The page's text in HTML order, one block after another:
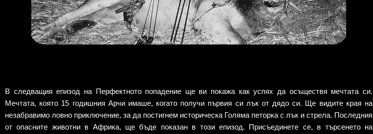
В следващия епизод нa Перфектното попадение ще ви покажа как успях да осъществя мечтата си.
Мечтата, която 15 годишния Арчи имаше, когато получи първия си лък от дядо си. Ще видите края на
незабравимо ловно приключение, за да постигнем историческа Голяма петорка с лък и стрела. Последния
от опасните животни в Африка, ще бъде показан в този епизод. Присъединете се, в търсенето на